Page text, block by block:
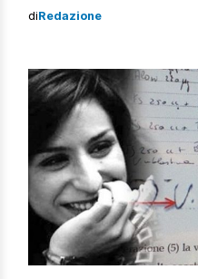
necessarie attività
ai cittadini dal Servizio
diRedazione